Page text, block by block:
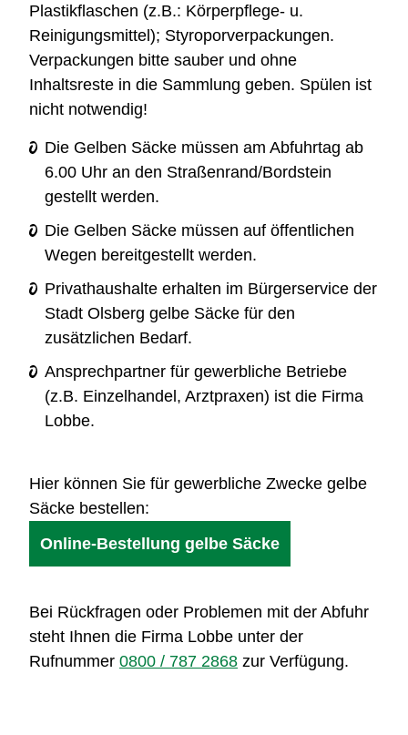
Plastikflaschen (z.B.: Körperpflege- u.
Reinigungsmittel); Styroporverpackungen.
Verpackungen bitte sauber und ohne
Inhaltsreste in die Sammlung geben. Spülen ist
nicht notwendig!
Die Gelben Säcke müssen am Abfuhrtag ab
6.00 Uhr an den Straßenrand/Bordstein
gestellt werden.
Die Gelben Säcke müssen auf öffentlichen
Wegen bereitgestellt werden.
Privathaushalte erhalten im Bürgerservice der
Stadt Olsberg gelbe Säcke für den
zusätzlichen Bedarf.
Ansprechpartner für gewerbliche Betriebe
(z.B. Einzelhandel, Arztpraxen) ist die Firma
Lobbe.
Hier können Sie für gewerbliche Zwecke gelbe
Säcke bestellen:
Online-Bestellung gelbe Säcke
Bei Rückfragen oder Problemen mit der Abfuhr
steht Ihnen die Firma Lobbe unter der
Rufnummer 0800 / 787 2868 zur Verfügung.